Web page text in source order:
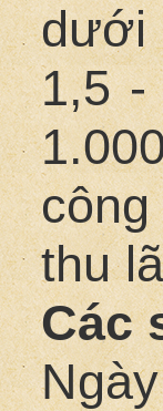
dưới
1,5 -
thu
Các